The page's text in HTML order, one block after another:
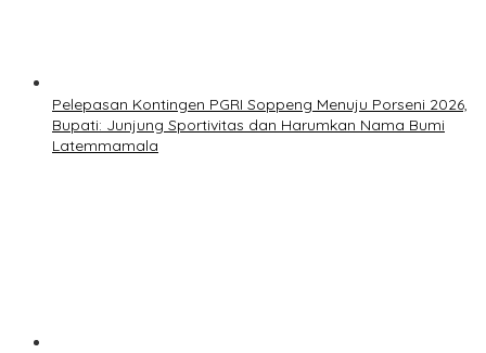
Pelepasan Kontingen PGRI Soppeng Menuju Porseni 2026,
Bupati: Junjung Sportivitas dan Harumkan Nama Bumi
Latemmamala